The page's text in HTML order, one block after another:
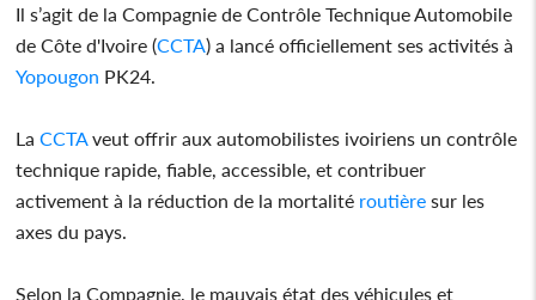
Il s’agit de la Compagnie de Contrôle Technique Automobile
de Côte d'Ivoire (CCTA) a lancé officiellement ses activités à
Yopougon PK24.
LaCCTA veut offrir aux automobilistes ivoiriens un contrôle
technique rapide, fiable, accessible, et contribuer
activement à la réduction de la mortalité routière sur les
axes du pays.
Selon la Compagnie, le mauvais état des véhicules et